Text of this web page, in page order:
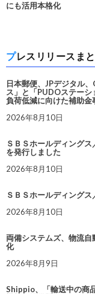
にも活用本格化
プレスリリースま
日本郵便、JPデジタル
ス」と「PUDOステー
負荷低減に向けた補助金
2026年8月10日
ＳＢＳホールディング
を発行しました
2026年8月10日
ＳＢＳホールディング
2026年8月10日
両備システムズ、物流
化
2026年8月9日
Shippio、「輸送中の商